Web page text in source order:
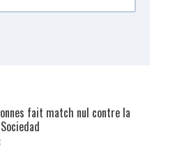
fait match nul contre la